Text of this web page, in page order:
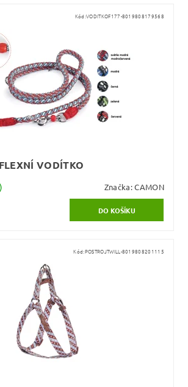
Kód:VODITKOF177-8019808179568
VODÍTKO
Značka:CAMON
Kód:POSTROJTWILL-8019808201115